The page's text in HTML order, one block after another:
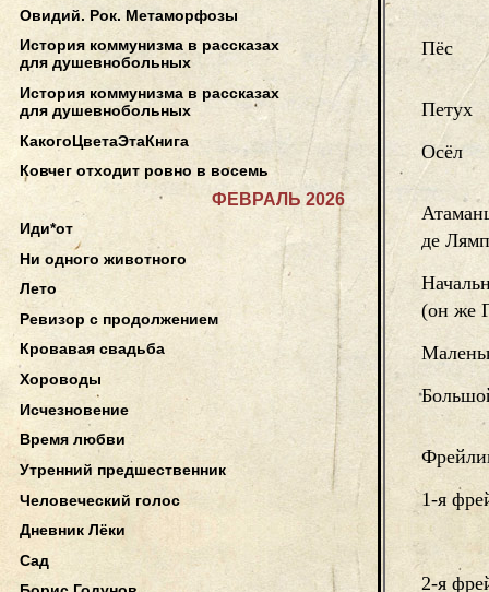
Пёс
Петух
Осёл
де
(он же
1-я
2-я
Овидий. Рок. Метаморфозы
История коммунизма в рассказах
для душевнобольных
История коммунизма в рассказах
для душевнобольных
КакогоЦветаЭтаКнига
Ковчег отходит ровно в восемь
ФЕВРАЛЬ 2026
Иди*от
Ни одного животного
Лето
Ревизор с продолжением
Кровавая свадьба
Хороводы
Исчезновение
Время любви
Утренний предшественник
Человеческий голос
Дневник Лёки
Сад